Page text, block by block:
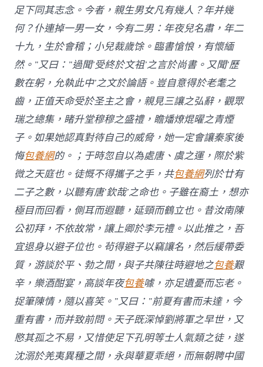
足下同其志念。今者，親生男女凡有幾人？年并幾
何？仆連掉一男一女，今有二男：年夜兒名肅，年二
十九，生於會稽；小兒裁歲馀。臨書愴悢，有懷緬
然。”又曰：”過聞’受終於文祖’之言於尚書。又聞’歷
數在躬，允執此中’之文於論語。豈自意得於老耄之
齒，正值天命受於圣主之會，親見三讓之弘辭，觀眾
瑞之總集，睹升堂穆穆之盛禮，瞻燔燎焜曜之青煙
子。如果她認真對待自己的威脅，她一定會讓秦家後
悔包養網的。；于時忽自以為處唐、虞之運，際於紫
微之天庭也。徒慨不得攜子之手，共包養網列於廿有
二子之數，以聽有唐’欽哉’之命也。子雖在裔土，想亦
極目而回看，側耳而遐聽，延頸而鶴立也。昔汝南陳
公初拜，不依故常，讓上卿於李元禮。以此推之，吾
宜退身以避子位也。茍得避子以竊讓名，然后緩帶委
質，游談於平、勃之間，與子共陳往時避地之包養艱
辛，樂酒酣宴，高談年夜包養噱，亦足遺憂而忘老。
捉筆陳情，隨以喜笑。”又曰：”前夏有書而未達，今
重有書，而并致前問。天子既深悼劉將軍之早世，又
愍其孤之不易，又惜使足下孔明等士人氣類之徒，遂
沈溺於羌夷異種之間，永與華夏乖絕，而無朝聘中國